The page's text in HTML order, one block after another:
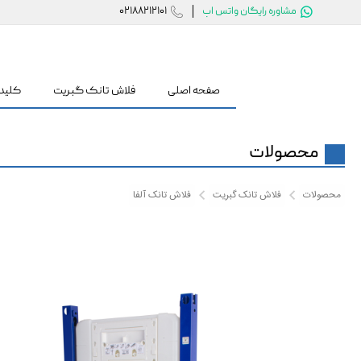
مشاوره رایگان واتس اپ 
02188212101 
صفحه اصلی فلاش تانک گبریت
محصولات
محصولات  فلاش تانک گبریت  فلاش تانک آلفا